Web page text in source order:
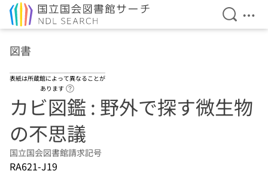
検索を
メ
図書
表紙は所蔵館によって異なることが
あります
カビ図鑑 : 野外で探す微生物
の不思議
国立国会図書館請求記号
RA621-J19